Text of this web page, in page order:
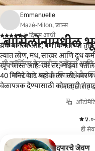
बार्सिलोनामधील
मी कॉर्सिका बेटावरील इव्हेंट्स
काम केले आहे आणि माझे
व्यवहारासह
५.०
,
·
ही
दुपारचे जेवण
Emmanuelle
Mazé-Milon, फ्रान्स
,
·5 दिवस आधी
ब्रंच चांगला आहे, पण किंमतीच्या
त्यात लोण, मध, साखर आणि दूध कमी होते. तसेच,
खूप जास्त आहे. खरं तर, माझ्या
40 मिनिटे वाट पहावी लागली. कारण आम्हाला अधिक अचूक
वेळापत्रक देण्यासाठी कोणताही